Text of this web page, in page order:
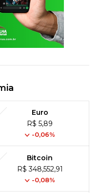
Euro
R$ 5,89
-0,06%
Bitcoin
R$ 348,552,91
-0,08%